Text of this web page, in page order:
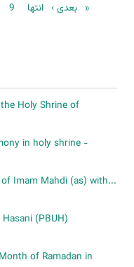
9 بعدی › انتها »
Holy Shrine of
in holy shrine -
Imam Mahdi (as) with...
(PBUH)
of Ramadan in